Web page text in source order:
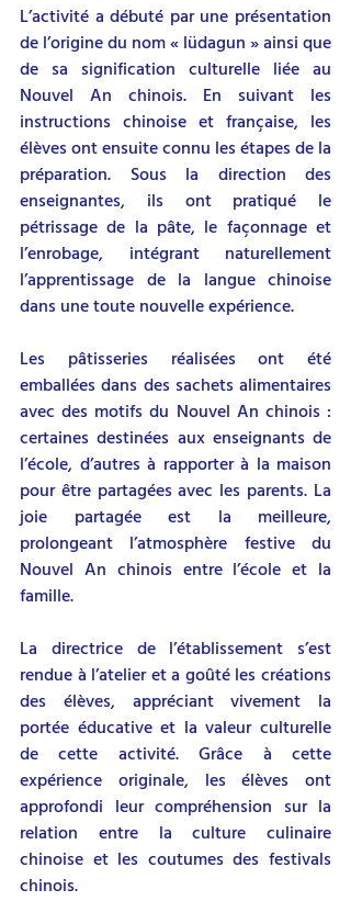
L’activité a débuté par une présentation
de l’origine du nom « lüdagun » ainsi que
de sa signification culturelle liée au
Nouvel An chinois. En suivant les
instructions chinoise et française, les
élèves ont ensuite connu les étapes de la
préparation. Sous la direction des
enseignantes, ils ont pratiqué le
pétrissage de la pâte, le façonnage et
l’enrobage, intégrant naturellement
l’apprentissage de la langue chinoise
dans une toute nouvelle expérience.
Les pâtisseries réalisées ont été
emballées dans des sachets alimentaires
avec des motifs du Nouvel An chinois :
certaines destinées aux enseignants de
l’école, d’autres à rapporter à la maison
pour être partagées avec les parents. La
joie partagée est la meilleure,
prolongeant l’atmosphère festive du
Nouvel An chinois entre l’école et la
famille.
La directrice de l’établissement s’est
rendue à l’atelier et a goûté les créations
des élèves, appréciant vivement la
portée éducative et la valeur culturelle
de cette activité. Grâce à cette
expérience originale, les élèves ont
approfondi leur compréhension sur la
relation entre la culture culinaire
chinoise et les coutumes des festivals
chinois.